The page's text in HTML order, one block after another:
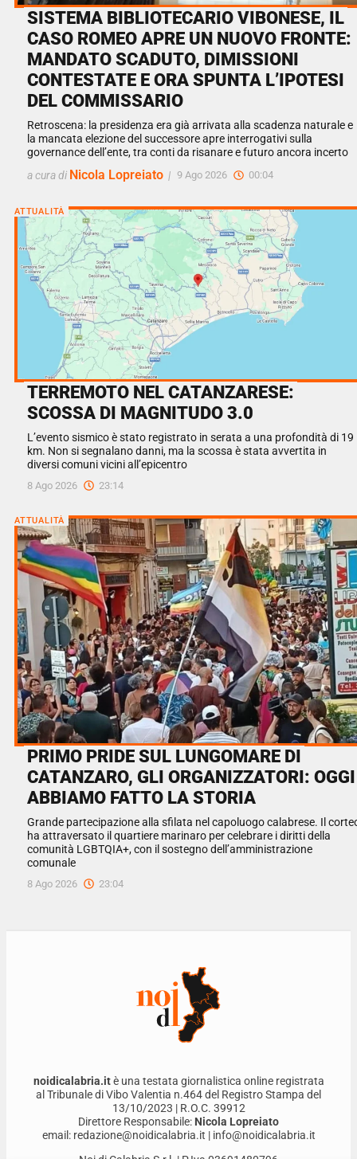
SISTEMA BIBLIOTECARIO VIBONESE, IL
CASO ROMEO APRE UN NUOVO FRONTE:
MANDATO SCADUTO, DIMISSIONI
CONTESTATE E ORA SPUNTA L’IPOTESI
DEL COMMISSARIO
Retroscena: la presidenza era già arrivata alla scadenza naturale e
la mancata elezione del successore apre interrogativi sulla
governance dell’ente, tra conti da risanare e futuro ancora incerto
a cura di Nicola Lopreiato | 9 Ago 2026 00:04
ATTUALITÀ
TERREMOTO NEL CATANZARESE:
SCOSSA DI MAGNITUDO 3.0
L’evento sismico è stato registrato in serata a una profondità di 19
km. Non si segnalano danni, ma la scossa è stata avvertita in
diversi comuni vicini all’epicentro
8 Ago 2026 23:14
ATTUALITÀ
PRIMO PRIDE SUL LUNGOMARE DI
CATANZARO, GLI ORGANIZZATORI: OGGI
ABBIAMO FATTO LA STORIA
Grande partecipazione alla sfilata nel capoluogo calabrese. Il
ha attraversato il quartiere marinaro per celebrare i diritti della
comunità LGBTQIA+, con il sostegno dell’amministrazione
comunale
8 Ago 2026 23:04
noidicalabria.itè una testata giornalistica online registrata
al Tribunale di Vibo Valentia n.464 del Registro Stampa del
13/10/2023 | R.O.C. 39912
Direttore Responsabile: Nicola Lopreiato
email: redazione@noidicalabria.it | info@noidicalabria.it